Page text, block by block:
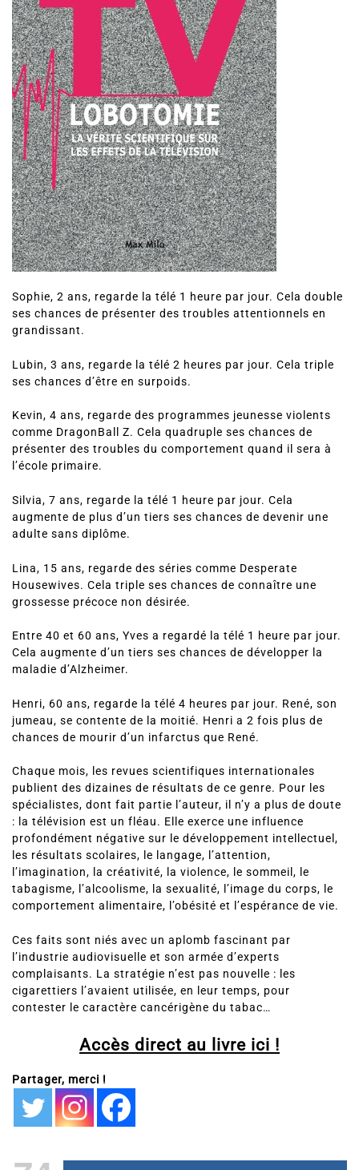
Sophie, 2 ans, regarde la télé 1 heure par jour. Cela double
ses chances de présenter des troubles attentionnels en
grandissant.
Lubin, 3 ans, regarde la télé 2 heures par jour. Cela triple
ses chances d’être en surpoids.
Kevin, 4 ans, regarde des programmes jeunesse violents
comme DragonBall Z. Cela quadruple ses chances de
présenter des troubles du comportement quand il sera à
l’école primaire.
Silvia, 7 ans, regarde la télé 1 heure par jour. Cela
augmente de plus d’un tiers ses chances de devenir une
adulte sans diplôme.
Lina, 15 ans, regarde des séries comme Desperate
Housewives. Cela triple ses chances de connaître une
grossesse précoce non désirée.
Entre 40 et 60 ans, Yves a regardé la télé 1 heure par jour.
Cela augmente d’un tiers ses chances de développer la
maladie d’Alzheimer.
Henri, 60 ans, regarde la télé 4 heures par jour. René, son
jumeau, se contente de la moitié. Henri a 2 fois plus de
chances de mourir d’un infarctus que René.
Chaque mois, les revues scientifiques internationales
publient des dizaines de résultats de ce genre. Pour les
spécialistes, dont fait partie l’auteur, il n’y a plus de doute
: la télévision est un fléau. Elle exerce une influence
profondément négative sur le développement intellectuel,
les résultats scolaires, le langage, l’attention,
l’imagination, la créativité, la violence, le sommeil, le
tabagisme, l’alcoolisme, la sexualité, l’image du corps, le
comportement alimentaire, l’obésité et l’espérance de vie.
Ces faits sont niés avec un aplomb fascinant par
l’industrie audiovisuelle et son armée d’experts
complaisants. La stratégie n’est pas nouvelle : les
cigarettiers l’avaient utilisée, en leur temps, pour
contester le caractère cancérigène du tabac…
Accès direct au livre ici !
Partager, merci !